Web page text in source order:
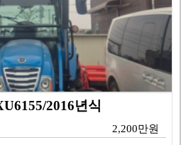
2016년식
2,200만원